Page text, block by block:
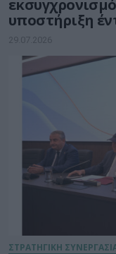
υποστήριξη
φοιτητριών
29.07.2026
ΣΤΡΑΤΗΓΙΚΗ